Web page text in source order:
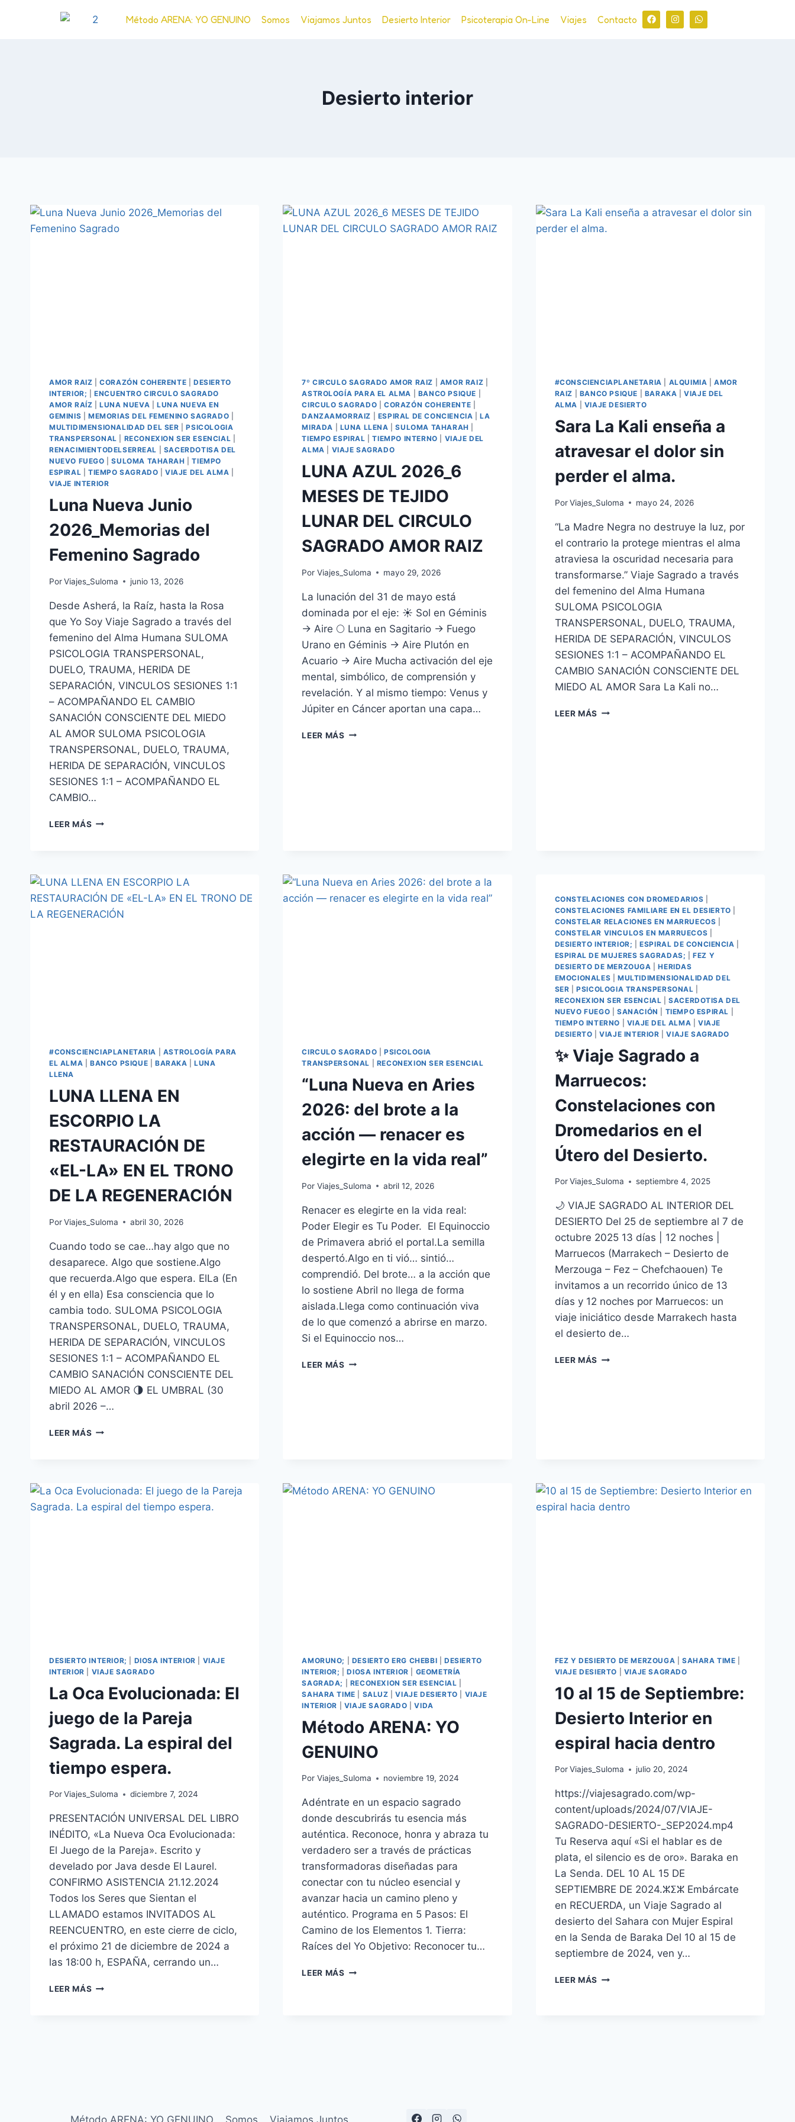
Método ARENA: YO GENUINO Somos Viajamos Juntos Desierto Interior Psicoterapia On-Line Viajes Contacto
Desierto interior
AMOR RAIZ |CORAZÓN COHERENTE |DESIERTO
INTERIOR; |ENCUENTRO CIRCULO SAGRADO
AMOR RAÍZ |LUNA NUEVA
LUNA NUEVA EN
GEMINIS
MEMORIAS DEL FEMENINO SAGRADO
MULTIDIMENSIONALIDAD DEL SER |PSICOLOGIA
TRANSPERSONAL
RECONEXION SER ESENCIAL
RENACIMIENTODELSERREAL
SACERDOTISA DEL
NUEVO FUEGO |SULOMA TAHARAH |TIEMPO
ESPIRAL
TIEMPO SAGRADO |VIAJE DEL ALMA
VIAJE INTERIOR
Luna Nueva Junio
2026_Memorias del
Femenino Sagrado
PorViajes_Suloma junio 13, 2026
Desde Asherá, la Raíz, hasta la Rosa
que Yo Soy Viaje Sagrado a través del
femenino del Alma Humana SULOMA
PSICOLOGIA TRANSPERSONAL,
DUELO, TRAUMA, HERIDA DE
SEPARACIÓN, VINCULOS SESIONES 1:1
– ACOMPAÑANDO EL CAMBIO
SANACIÓN CONSCIENTE DEL MIEDO
AL AMOR SULOMA PSICOLOGIA
TRANSPERSONAL, DUELO, TRAUMA,
HERIDA DE SEPARACIÓN, VINCULOS
SESIONES 1:1 – ACOMPAÑANDO EL
CAMBIO…
LEER MÁS
7º CIRCULO SAGRADO AMOR RAIZ AMOR RAIZ
ASTROLOGÍA PARA EL ALMA
BANCO PSIQUE
CIRCULO SAGRADO |CORAZÓN COHERENTE
DANZAAMORRAIZ
ESPIRAL DE CONCIENCIA |LA
MIRADA
LUNA LLENA |SULOMA TAHARAH
TIEMPO ESPIRAL |TIEMPO INTERNO
VIAJE DEL
ALMA
VIAJE SAGRADO
LUNA AZUL 2026_6
MESES DE TEJIDO
LUNAR DEL CIRCULO
SAGRADO AMOR RAIZ
Por Viajes_Suloma mayo 29, 2026
La lunación del 31 de mayo está
dominada por el eje: ☀️ Sol en Géminis
→ Aire 🌕 Luna en Sagitario → Fuego
Urano en Géminis → Aire Plutón en
Acuario → Aire Mucha activación del eje
mental, simbólico, de comprensión y
revelación. Y al mismo tiempo: Venus y
Júpiter en Cáncer aportan una capa…
LEER MÁS
#CONSCIENCIAPLANETARIA ALQUIMIA |AMOR
RAIZ
BANCO PSIQUE BARAKA |VIAJE DEL
ALMA
VIAJE DESIERTO
Sara La Kali enseña a
atravesar el dolor sin
perder el alma.
Por Viajes_Suloma mayo 24, 2026
“La Madre Negra no destruye la luz, por
el contrario la protege mientras el alma
atraviesa la oscuridad necesaria para
transformarse.” Viaje Sagrado a través
del femenino del Alma Humana
SULOMA PSICOLOGIA
TRANSPERSONAL, DUELO, TRAUMA,
HERIDA DE SEPARACIÓN, VINCULOS
SESIONES 1:1 – ACOMPAÑANDO EL
CAMBIO SANACIÓN CONSCIENTE DEL
MIEDO AL AMOR Sara La Kali no…
LEER MÁS
#CONSCIENCIAPLANETARIA
ASTROLOGÍA PARA
EL ALMA
BANCO PSIQUE BARAKA |LUNA
LLENA
LUNA LLENA EN
ESCORPIO LA
RESTAURACIÓN DE
«EL-LA» EN EL TRONO
DE LA REGENERACIÓN
PorViajes_Suloma abril 30, 2026
Cuando todo se cae…hay algo que no
desaparece. Algo que sostiene.Algo
que recuerda.Algo que espera. ElLa (En
él y en ella) Esa consciencia que lo
cambia todo. SULOMA PSICOLOGIA
TRANSPERSONAL, DUELO, TRAUMA,
HERIDA DE SEPARACIÓN, VINCULOS
SESIONES 1:1 – ACOMPAÑANDO EL
CAMBIO SANACIÓN CONSCIENTE DEL
MIEDO AL AMOR 🌗 EL UMBRAL (30
abril 2026 –…
LEER MÁS
CIRCULO SAGRADO |PSICOLOGIA
TRANSPERSONAL
RECONEXION SER ESENCIAL
“Luna Nueva en Aries
2026: del brote a la
acción — renacer es
elegirte en la vida real”
Por Viajes_Suloma abril 12, 2026
Renacer es elegirte en la vida real:
Poder Elegir es Tu Poder. El Equinoccio
de Primavera abrió el portal.La semilla
despertó.Algo en ti vió… sintió…
comprendió. Del brote… a la acción que
lo sostiene Abril no llega de forma
aislada.Llega como continuación viva
de lo que comenzó a abrirse en marzo.
Si el Equinoccio nos…
LEER MÁS
CONSTELACIONES CON DROMEDARIOS
CONSTELACIONES FAMILIARE EN EL DESIERTO
CONSTELAR RELACIONES EN MARRUECOS
CONSTELAR VINCULOS EN MARRUECOS
DESIERTO INTERIOR; |ESPIRAL DE CONCIENCIA
ESPIRAL DE MUJERES SAGRADAS; |FEZ Y
DESIERTO DE MERZOUGA
|HERIDAS
EMOCIONALES
MULTIDIMENSIONALIDAD DEL
SER |PSICOLOGIA TRANSPERSONAL
RECONEXION SER ESENCIAL |SACERDOTISA DEL
NUEVO FUEGO
SANACIÓN TIEMPO ESPIRAL
TIEMPO INTERNO
VIAJE DEL ALMA
VIAJE
DESIERTO |VIAJE INTERIOR |VIAJE SAGRADO
✨ Viaje Sagrado a
Marruecos:
Constelaciones con
Dromedarios en el
Útero del Desierto.
Por Viajes_Suloma septiembre 4, 2025
🌙 VIAJE SAGRADO AL INTERIOR DEL
DESIERTO Del 25 de septiembre al 7 de
octubre 2025 13 días | 12 noches |
Marruecos (Marrakech – Desierto de
Merzouga – Fez – Chefchaouen) Te
invitamos a un recorrido único de 13
días y 12 noches por Marruecos: un
viaje iniciático desde Marrakech hasta
el desierto de…
LEER MÁS
DESIERTO INTERIOR; DIOSA INTERIOR
VIAJE
INTERIOR
VIAJE SAGRADO
La Oca Evolucionada: El
juego de la Pareja
Sagrada. La espiral del
tiempo espera.
PorViajes_Suloma diciembre 7, 2024
PRESENTACIÓN UNIVERSAL DEL LIBRO
INÉDITO, «La Nueva Oca Evolucionada:
El Juego de la Pareja». Escrito y
develado por Java desde El Laurel.
CONFIRMO ASISTENCIA 21.12.2024
Todos los Seres que Sientan el
LLAMADO estamos INVITADOS AL
REENCUENTRO, en este cierre de ciclo,
el próximo 21 de diciembre de 2024 a
las 18:00 h, ESPAÑA, cerrando un…
LEER MÁS
AMORUNO; DESIERTO ERG CHEBBI
DESIERTO
INTERIOR;
|DIOSA INTERIOR
GEOMETRÍA
SAGRADA;
RECONEXION SER ESENCIAL
SAHARA TIME
SALUZ |VIAJE DESIERTO
VIAJE
INTERIOR
VIAJE SAGRADO |VIDA
Método ARENA: YO
GENUINO
Por Viajes_Suloma noviembre 19, 2024
Adéntrate en un espacio sagrado
donde descubrirás tu esencia más
auténtica. Reconoce, honra y abraza tu
verdadero ser a través de prácticas
transformadoras diseñadas para
conectar con tu núcleo esencial y
avanzar hacia un camino pleno y
auténtico. Programa en 5 Pasos: El
Camino de los Elementos 1. Tierra:
Raíces del Yo Objetivo: Reconocer tu…
LEER MÁS
FEZ Y DESIERTO DE MERZOUGA SAHARA TIME
VIAJE DESIERTO
VIAJE SAGRADO
10 al 15 de Septiembre:
Desierto Interior en
espiral hacia dentro
Por Viajes_Suloma julio 20, 2024
https://viajesagrado.com/wp-
content/uploads/2024/07/VIAJE-
SAGRADO-DESIERTO-_SEP2024.mp4
Tu Reserva aquí «Si el hablar es de
plata, el silencio es de oro». Baraka en
La Senda. DEL 10 AL 15 DE
SEPTIEMBRE DE 2024.ⵣⵉⵣ Embárcate
en RECUERDA, un Viaje Sagrado al
desierto del Sahara con Mujer Espiral
en la Senda de Baraka Del 10 al 15 de
septiembre de 2024, ven y…
LEER MÁS
Método ARENA: YO GENUINO Somos Viajamos Juntos